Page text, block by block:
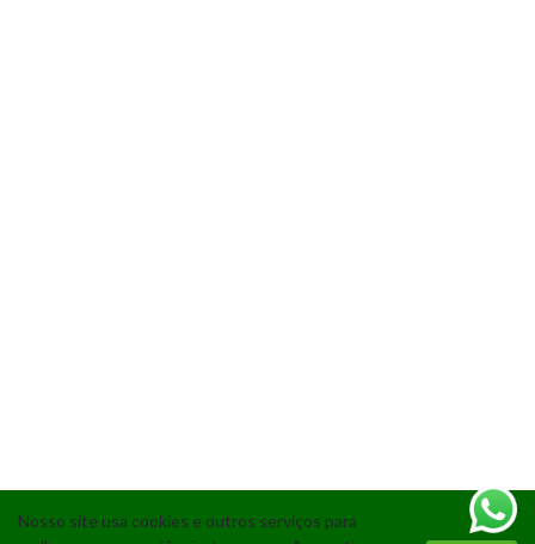
Nosso site usa cookies e outros serviços para